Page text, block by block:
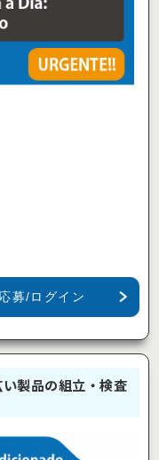
応募/ログイン
製品の組立・検査